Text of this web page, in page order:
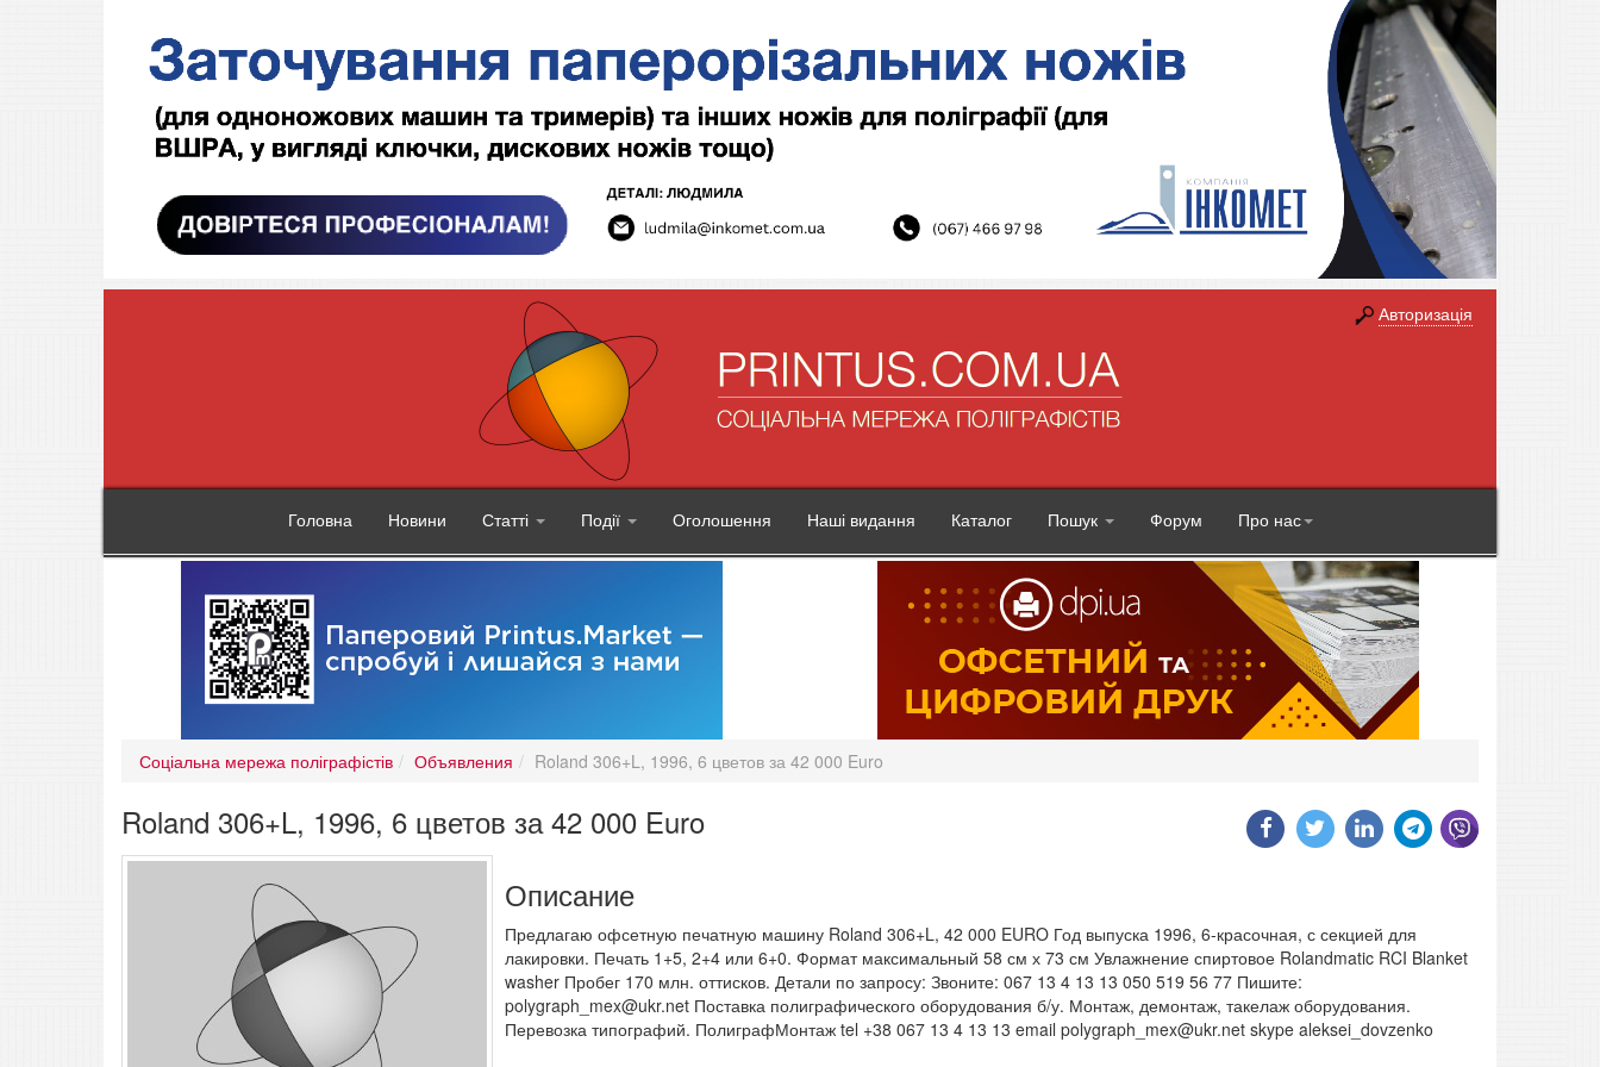
Авторизація
Головна Новини Статті Події Оголошення Наші видання Каталог Пошук Форум Про нас
Соціальна мережа поліграфістів Объявления Roland 306+L, 1996, 6 цветов за 42 000 Euro
Roland 306+L, 1996, 6 цветов за 42 000 Euro
Описание
Предлагаю офсетную печатную машину Roland 306+L, 42 000 EURO Год выпуска 1996, 6-красочная, с секцией для
лакировки. Печать 1+5, 2+4 или 6+0. Формат максимальный 58 см х 73 см Увлажнение спиртовое Rolandmatic RCI Blanket
washer Пробег 170 млн. оттисков. Детали по запросу: Звоните: 067 13 4 13 13 050 519 56 77 Пишите:
polygraph_mex@ukr.net Поставка полиграфического оборудования б/у. Монтаж, демонтаж, такелаж оборудования.
Перевозка типографий. ПолиграфМонтаж tel +38 067 13 4 13 13 email polygraph_mex@ukr.net skype aleksei_dovzenko